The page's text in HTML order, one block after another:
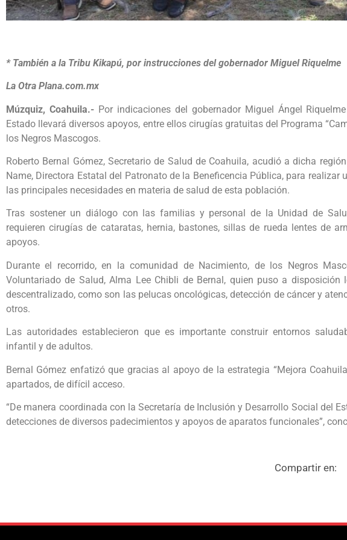
* También a la Tribu Kikapú, por instrucciones del gobernador Miguel Riquelme
La Otra Plana.com.mx
Múzquiz, Coahuila.- Por indicaciones del gobernador Miguel Ángel
Estado llevará diversos apoyos, entre ellos cirugías gratuitas del Programa
los Negros Mascogos.
Roberto Bernal Gómez, Secretario de Salud de Coahuila, acudió a dicha
Name, Directora Estatal del Patronato de la Beneficencia Pública, para realizar
las principales necesidades en materia de salud de esta población.
Tras sostener un diálogo con las familias y personal de la Unidad de
requieren cirugías de cataratas, hernia, bastones, sillas de rueda lentes de
apoyos.
Durante el recorrido, en la comunidad de Nacimiento, de los Negros
Voluntariado de Salud, Alma Lee Chibli de Bernal, quien puso a disposición
descentralizado, como son las pelucas oncológicas, detección de cáncer y
otros.
Las autoridades establecieron que es importante construir entornos
infantil y de adultos.
Bernal Gómez enfatizó que gracias al apoyo de la estrategia “Mejora
apartados, de difícil acceso.
“De manera coordinada con la Secretaría de Inclusión y Desarrollo Social del
detecciones de diversos padecimientos y apoyos de aparatos funcionales”,
Compartir en: